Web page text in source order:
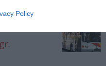
Policy
.